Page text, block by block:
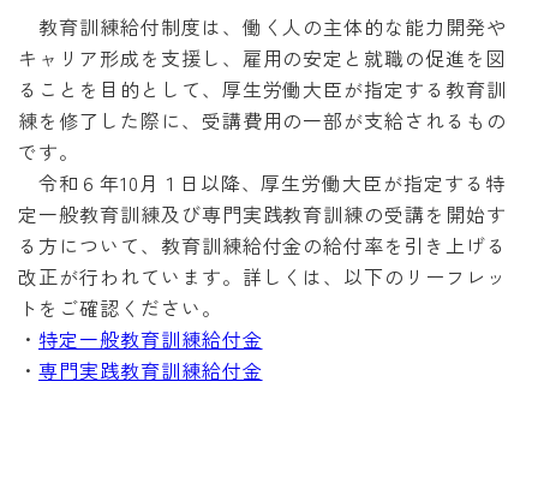
教育訓練給付制度は、 働く人の主体的な能力開発や
キャリア形成を支援し、雇用の安定と就職の促進を図
ることを目的として、厚生労働大臣が指定する教育訓
練を修了した際に、受講費用の一部が支給されるもの
です。
令和６年10月１日以降、厚生労働大臣が指定する特
定一般教育訓練及び専門実践教育訓練の受講を開始す
る方について、教育訓練給付金の給付率を引き上げる
改正が行われています。詳しくは、以下のリーフレッ
トをご確認ください。
・ 特定一般教育訓練給付金
・ 専門実践教育訓練給付金